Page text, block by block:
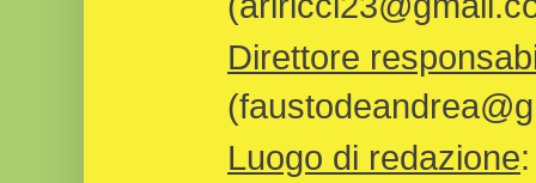
Direttore
Luogo di redazione